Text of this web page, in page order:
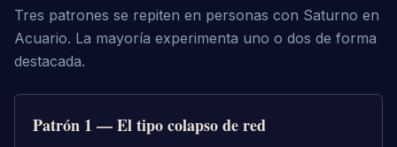
Tres patrones se repiten en personas con Saturno en
Acuario. La mayoría experimenta uno o dos de forma
destacada.
Patrón 1 — El tipo colapso de red